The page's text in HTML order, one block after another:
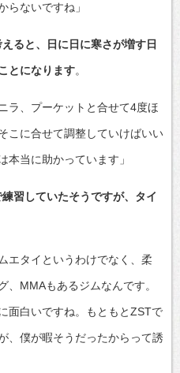
らないですね」
ると、日に日に寒さが増す日
とになります。
ラ、プーケットと合せて4度ほ
こに合せて調整していけばいい
本当に助かっています」
習していたそうですが、タイ
エタイというわけでなく、柔
、MMAもあるジムなんです。
面白いですね。もともとZSTで
、僕が暇そうだったからって誘